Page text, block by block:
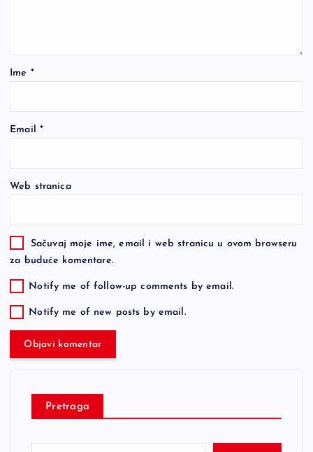
Ime *
Email *
Web stranica
Sačuvaj moje ime, email i web stranicu u ovom browseru
za buduće komentare.
Notify me of follow-up comments by email.
Notify me of new posts by email.
Pretraga